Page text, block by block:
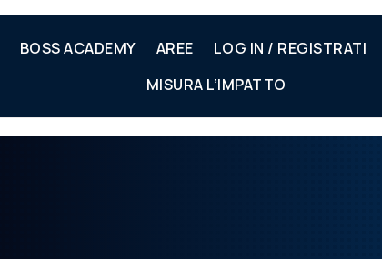
BOSS ACADEMY AREE LOG IN / REGISTRATI
MISURA L’IMPATTO